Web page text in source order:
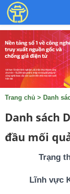
Trang chủ > Danh
Danh sách
đầu mối
Trạng
Lĩnh vực